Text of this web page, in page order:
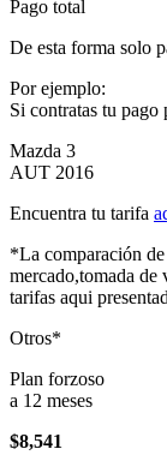
Pago total
De esta forma solo
Por ejemplo:
Si contratas tu
Mazda 3
AUT 2016
Encuentra tu tarifa
*La comparación
mercado,tomada de
tarifas aqui
Otros*
Plan forzoso
a 12 meses
$8,541